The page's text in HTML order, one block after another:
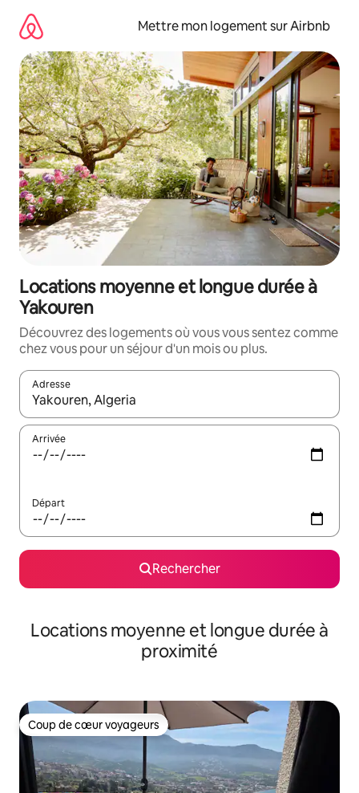
directement
contenu
Mettre mon logement sur Airbnb
Locations moyenne et longue durée à
Yakouren
Découvrez des logements où vous vous sentez comme
chez vous pour un séjour d'un mois ou plus.
Adresse
Lorsque les résultats s'affichent, utilisez les flèches vers le
Arrivée
Départ
Rechercher
Locations moyenne et longue durée à
proximité
Coup de cœur voyageurs
Coup de cœur voyageurs